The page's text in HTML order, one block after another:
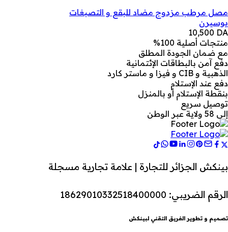
مصل مرطب مزدوج مضاد للبقع و التصبغات
يوسيرن
10,500 DA
منتجات أصلية 100%
مع ضمان الجودة المطلق
دفع آمن بالبطاقات الإئتمانية
الذهبية و CIB و فيزا و ماستر كارد
دفع عند الإستلام
بنقطة الإستلام أو بالمنزل
توصيل سريع
إلى 58 ولاية عبر الوطن
بينكش الجزائر للتجارة | علامة تجارية مسجلة
الرقم الضريبي: 18629010332518400000
تصميم و تطوير الفريق التقني لبينكش